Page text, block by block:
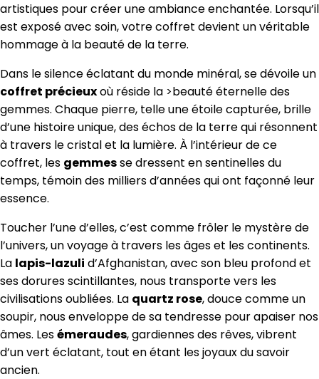
artistiques pour créer une ambiance enchantée. Lorsqu’il
est exposé avec soin, votre coffret devient un véritable
hommage à la beauté de la terre.
Dans le silence éclatant du monde minéral, se dévoile un
coffret précieuxoù réside la >beauté éternelle des
gemmes. Chaque pierre, telle une étoile capturée, brille
d’une histoire unique, des échos de la terre qui résonnent
à travers le cristal et la lumière. À l’intérieur de ce
coffret, les gemmesse dressent en sentinelles du
temps, témoin des milliers d’années qui ont façonné leur
essence.
Toucher l’une d’elles, c’est comme frôler le mystère de
l’univers, un voyage à travers les âges et les continents.
La lapis-lazuli d’Afghanistan, avec son bleu profond et
ses dorures scintillantes, nous transporte vers les
civilisations oubliées. La quartz rose, douce comme un
soupir, nous enveloppe de sa tendresse pour apaiser nos
âmes. Lesémeraudes, gardiennes des rêves, vibrent
d’un vert éclatant, tout en étant les joyaux du savoir
ancien.